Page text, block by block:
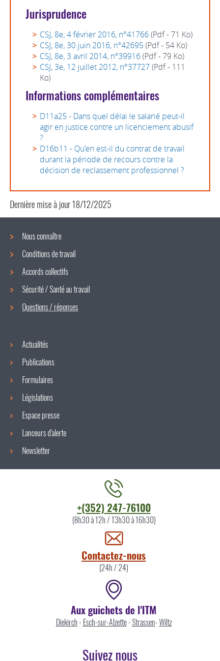
Jurisprudence
CSJ, 8e, 4 février 2016, n°41766(Pdf - 71 Ko)
CSJ, 8e, 30 juin 2016, n°42695(Pdf - 54 Ko)
CSJ, 8e, 3 avril 2014, n°39916(Pdf - 79 Ko)
CSJ, 3e, 12 juillet 2012, n°37727(Pdf - 111
Ko)
Informations complémentaires
D11a25 - Dans quel délai le salarié peut-il
agir en justice contre un licenciement abusif
?
D16b11 - Qu’en est-il du contrat de travail
durant la période de recours contre la
décision de reclassement professionnel ?
Dernière mise à jour18/12/2025
Menu
de
navigation
Nous connaître
Conditions de travail
Accords collectifs
Sécurité / Santé au travail
Questions / réponses
Actualités
Publications
Formulaires
Législations
Espace presse
Lanceurs d'alerte
Newsletter
+(352) 247-76100
(8h30 à 12h / 13h30 à 16h30)
Contactez-nous
(24h / 24)
Aux guichets de l'ITM
Diekirch- Esch-sur-Alzette-Strassen-Wiltz
Suivez nous